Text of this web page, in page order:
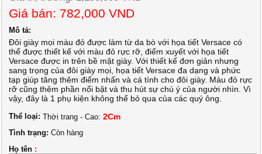
Giá bán: 782,000 VND
Mô tả:
Đôi giày mọi màu đỏ được làm từ da bò với họa tiết Versace có
thể được thiết kế với màu đỏ rực rỡ, điểm xuyết với họa tiết
Versace được in trên bề mặt giày. Với thiết kế đơn giản nhưng
sang trọng của đôi giày mọi, họa tiết Versace đa dạng và phức
tạp giúp tăng thêm điểm nhấn và cá tính cho đôi giày. Màu đỏ rực
rỡ cũng thêm phần nổi bật và thu hút sự chú ý của người nhìn. Vì
vậy, đây là 1 phụ kiện không thể bỏ qua của các quý ông.
Thể loại: Thời trang - Cao: 2Cm
Tình trạng: Còn hàng
Họ tên :